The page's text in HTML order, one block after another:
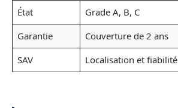
État
Grade A, B, C
Garantie
Couverture de 2 ans
SAV
Localisation et fiabilité